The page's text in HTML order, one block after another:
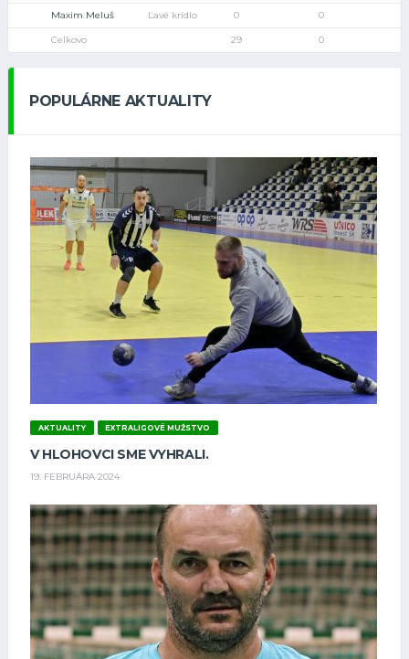
Maxim Meluš Ľavé krídlo 0 0
Celkovo 29 0
POPULÁRNE AKTUALITY
AKTUALITY EXTRALIGOVÉ MUŽSTVO
V HLOHOVCI SME VYHRALI.
19. FEBRUÁRA 2024